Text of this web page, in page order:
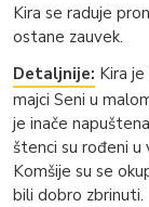
Kira se raduje
ostane zauvek.
Detaljnije: Kira
majci Seni u
je inače
štenci su rođeni u
Komšije su se
bili dobro zbrinuti.